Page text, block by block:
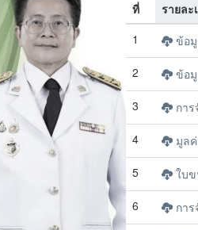
ที่ รายละ
1
ข้อมู
2 ข้อมู
3 การ
4 มูลค่
5 ใบข
6 การ